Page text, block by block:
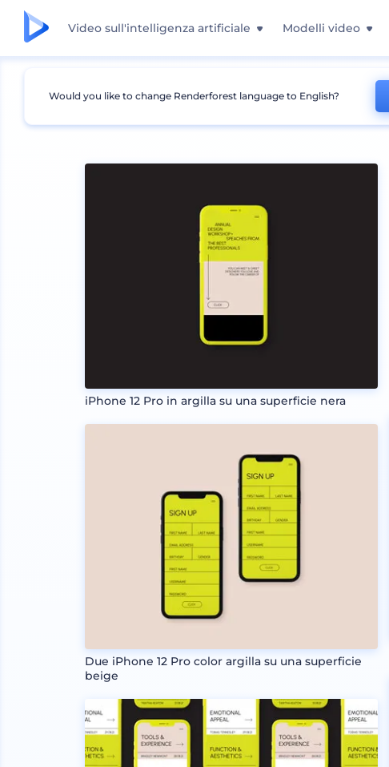
Video sull'intelligenza artificiale Modelli video
Mockup Dispositivi Mockup iPhone
iPhone 12 Pro in argilla su una superficie nera
Due iPhone 12 Pro color argilla su una superficie
beige
Would you like to change Renderforest language to English?